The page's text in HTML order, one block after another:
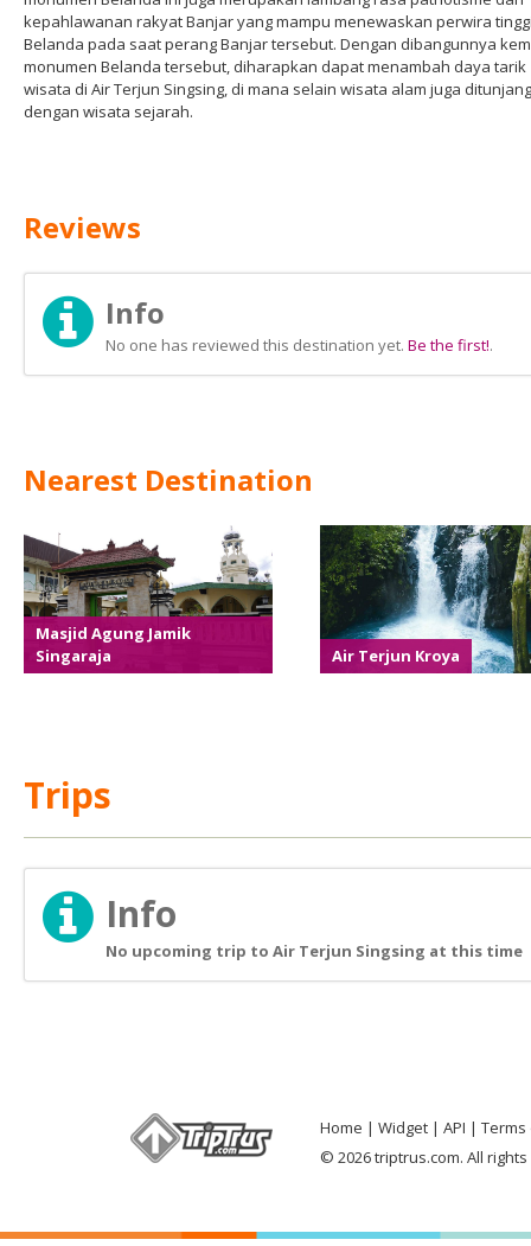
kepahlawanan rakyat Banjar yang mampu menewaskan perwira
Belanda pada saat perang Banjar tersebut. Dengan dibangunnya
monumen Belanda tersebut, diharapkan dapat menambah daya tarik
wisata di Air Terjun Singsing, di mana selain wisata alam juga ditunjang
dengan wisata sejarah.
Reviews
Info
No one has reviewed this destination yet. Be the first!.
Nearest Destination
Masjid Agung Jamik
Singaraja
Air Terjun Kroya
Trips
Info
No upcoming trip to Air Terjun Singsing at this time
Home Widget API
Terms
© 2026 triptrus.com. All